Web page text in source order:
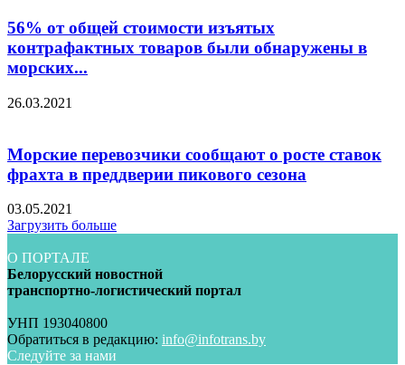
56% от общей стоимости изъятых
контрафактных товаров были обнаружены в
морских...
26.03.2021
Морские перевозчики сообщают о росте ставок
фрахта в преддверии пикового сезона
03.05.2021
Загрузить больше
О ПОРТАЛЕ
Белорусский новостной
транспортно-логистический портал
УНП 193040800
Обратиться в редакцию: info@infotrans.bу
Следуйте за нами